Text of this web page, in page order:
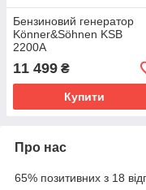
Бензиновий генератор
Könner&Söhnen KSB
2200А
11 499 ₴
Купити
Про нас
65% позитивних з 18